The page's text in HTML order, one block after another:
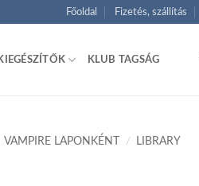
Főoldal Fizetés, szállítás
KLUB TAGSÁG
VAMPIRE LAPONKÉNT /
LIBRARY